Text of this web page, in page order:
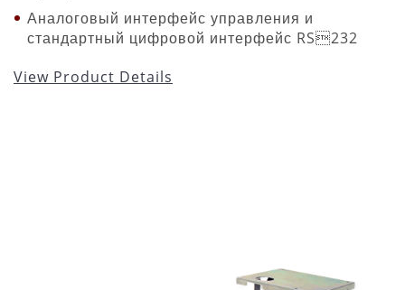
Аналоговый интерфейс управления и
стандартный цифровой интерфейс RS232
View Product Details